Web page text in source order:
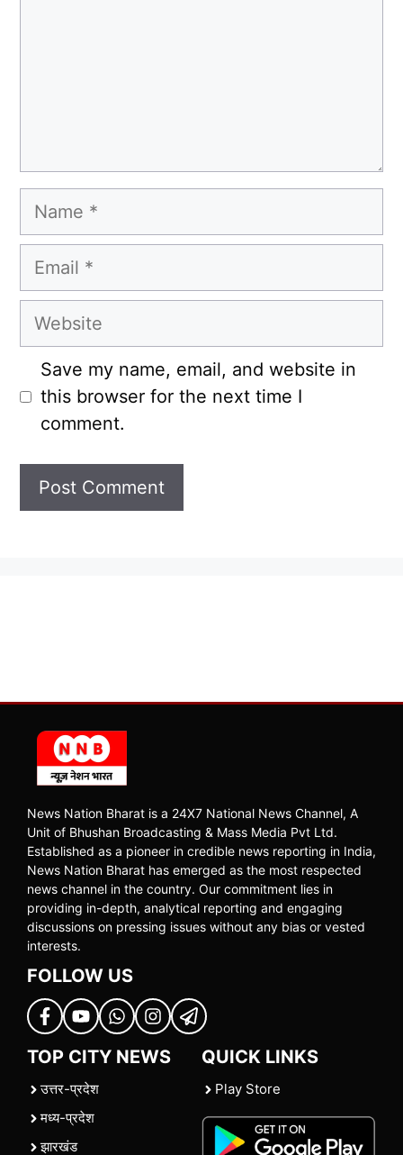
Name
Email
Website
Save my name, email, and website in
this browser for the next time I
comment.
News Nation Bharat is a 24X7 National News Channel, A
Unit of Bhushan Broadcasting & Mass Media Pvt Ltd.
Established as a pioneer in credible news reporting in India,
News Nation Bharat has emerged as the most respected
news channel in the country. Our commitment lies in
providing in-depth, analytical reporting and engaging
discussions on pressing issues without any bias or vested
interests.
FOLLOW US
TOP CITY NEWS
उत्तर-प्रदेश
मध्य-प्रदेश
झारखंड
QUICK LINKS
Play Store